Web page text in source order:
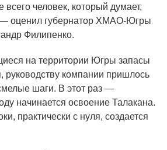
всего человек, который думает,
— оценил губернатор ХМАО-Югры
Филипенко.
на территории Югры запасы
руководству компании пришлось
шаги. В этот раз —
начинается освоение Талакана.
практически с нуля, создается